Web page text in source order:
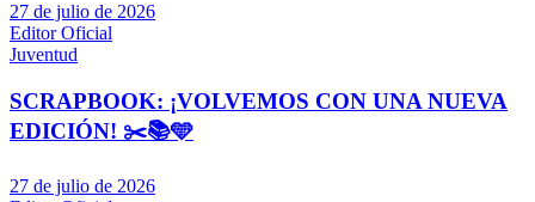
27 de julio de 2026
Editor Oficial
Juventud
SCRAPBOOK: ¡VOLVEMOS CON UNA NUEVA
EDICIÓN! ✂️📚🩵
27 de julio de 2026